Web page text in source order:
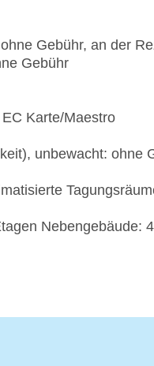
Gebühr, an der
Gebühr
Karte/Maestro
unbewacht: ohne
Nebengebäude: 4